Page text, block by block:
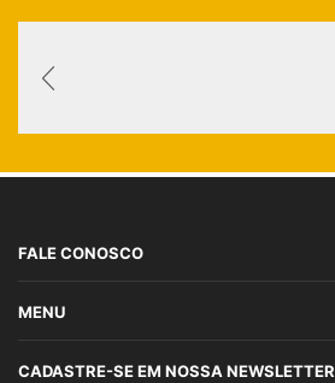
FALE CONOSCO
MENU
CADASTRE-SE EM NOSSA NEWSLETTER